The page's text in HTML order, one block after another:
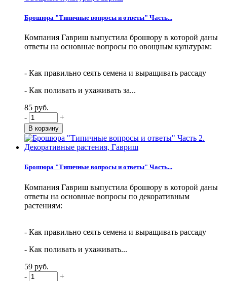
Брошюра "Типичные вопросы и ответы" Часть...
Компания Гавриш выпустила брошюру в которой даны
ответы на основные вопросы по овощным культурам:
- Как правильно сеять семена и выращивать рассаду
- Как поливать и ухаживать за...
85 руб.
-
+
Брошюра "Типичные вопросы и ответы" Часть...
Компания Гавриш выпустила брошюру в которой даны
ответы на основные вопросы по декоративным
растениям:
- Как правильно сеять семена и выращивать рассаду
- Как поливать и ухаживать...
59 руб.
-
+